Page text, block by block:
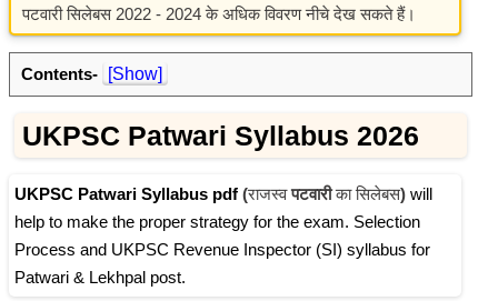
पटवारी सिलेबस 2022 - 2024 के अधिक विवरण नीचे देख सकते हैं।
Contents- [Show]
UKPSC Patwari Syllabus 2026
UKPSC Patwari Syllabus pdf (राजस्वपटवारीका सिलेबस) will
help to make the proper strategy for the exam. Selection
Process and UKPSC Revenue Inspector (SI) syllabus for
Patwari & Lekhpal post.